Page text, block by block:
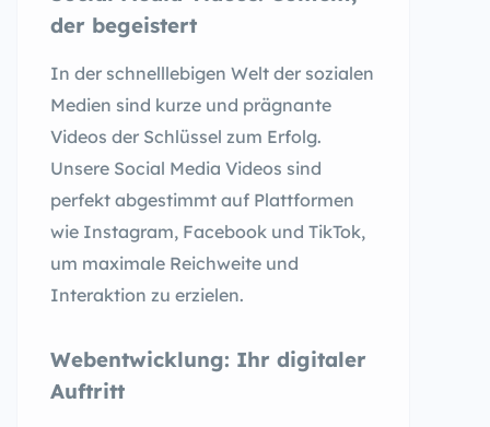
der begeistert
In der schnelllebigen Welt der sozialen
Medien sind kurze und prägnante
Videos der Schlüssel zum Erfolg.
Unsere Social Media Videos sind
perfekt abgestimmt auf Plattformen
wie Instagram, Facebook und TikTok,
um maximale Reichweite und
Interaktion zu erzielen.
Webentwicklung: Ihr digitaler
Auftritt